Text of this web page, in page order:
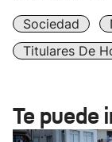
Sociedad
Titulares De
Te puede